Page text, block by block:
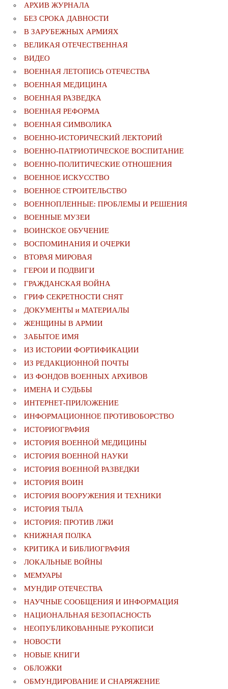
АРХИВ ЖУРНАЛА
БЕЗ СРОКА ДАВНОСТИ
В ЗАРУБЕЖНЫХ АРМИЯХ
ВЕЛИКАЯ ОТЕЧЕСТВЕННАЯ
ВИДЕО
ВОЕННАЯ ЛЕТОПИСЬ ОТЕЧЕСТВА
ВОЕННАЯ МЕДИЦИНА
ВОЕННАЯ РАЗВЕДКА
ВОЕННАЯ РЕФОРМА
ВОЕННАЯ СИМВОЛИКА
ВОЕННО-ИСТОРИЧЕСКИЙ ЛЕКТОРИЙ
ВОЕННО-ПАТРИОТИЧЕСКОЕ ВОСПИТАНИЕ
ВОЕННО-ПОЛИТИЧЕСКИE ОТНОШЕНИЯ
ВОЕННОЕ ИСКУССТВО
ВОЕННОЕ СТРОИТЕЛЬСТВО
ВОЕННОПЛЕННЫЕ: ПРОБЛЕМЫ И РЕШЕНИЯ
ВОЕННЫЕ МУЗЕИ
ВОИНСКОЕ ОБУЧЕНИЕ
ВОСПОМИНАНИЯ И ОЧЕРКИ
ВТОРАЯ МИРОВАЯ
ГЕРОИ И ПОДВИГИ
ГРАЖДАНСКАЯ ВОЙНА
ГРИФ СЕКРЕТНОСТИ СНЯТ
ДОКУМЕНТЫ и МАТЕРИАЛЫ
ЖЕНЩИНЫ В АРМИИ
ЗАБЫТОЕ ИМЯ
ИЗ ИСТОРИИ ФОРТИФИКАЦИИ
ИЗ РЕДАКЦИОННОЙ ПОЧТЫ
ИЗ ФОНДОВ ВОЕННЫХ АРХИВОВ
ИМЕНА И СУДЬБЫ
ИНТЕРНЕТ-ПРИЛОЖЕНИЕ
ИНФОРМАЦИОННОЕ ПРОТИВОБОРСТВО
ИСТОРИОГРАФИЯ
ИСТОРИЯ ВОЕННОЙ МЕДИЦИНЫ
ИСТОРИЯ ВОЕННОЙ НАУКИ
ИСТОРИЯ ВОЕННОЙ РАЗВЕДКИ
ИСТОРИЯ ВОИН
ИСТОРИЯ ВООРУЖЕНИЯ И ТЕХНИКИ
ИСТОРИЯ ТЫЛА
ИСТОРИЯ: ПРОТИВ ЛЖИ
КНИЖНАЯ ПОЛКА
КРИТИКА И БИБЛИОГРАФИЯ
ЛОКАЛЬНЫЕ ВОЙНЫ
МЕМУАРЫ
МУНДИР ОТЕЧЕСТВА
НАУЧНЫЕ СООБЩЕНИЯ И ИНФОРМАЦИЯ
НАЦИОНАЛЬНАЯ БЕЗОПАСНОСТЬ
НЕОПУБЛИКОВАННЫЕ РУКОПИСИ
НОВОСТИ
НОВЫЕ КНИГИ
ОБЛОЖКИ
ОБМУНДИРОВАНИЕ И СНАРЯЖЕНИЕ